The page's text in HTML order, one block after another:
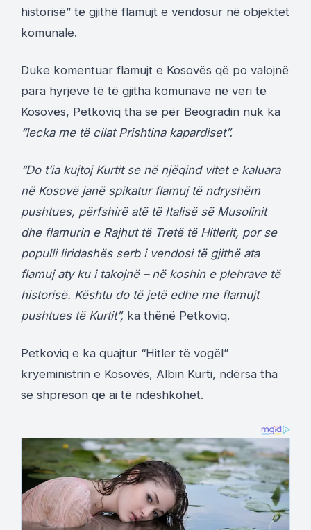
historisë” të gjithë flamujt e vendosur në objektet
komunale.
Duke komentuar flamujt e Kosovës që po valojnë
para hyrjeve të të gjitha komunave në veri të
Kosovës, Petkoviq tha se për Beogradin nuk ka
“lecka me të cilat Prishtina kapardiset”.
“Do t’ia kujtoj Kurtit se në njëqind vitet e kaluara
në Kosovë janë spikatur flamuj të ndryshëm
pushtues, përfshirë atë të Italisë së Musolinit
dhe flamurin e Rajhut të Tretë të Hitlerit, por se
populli liridashës serb i vendosi të gjithë ata
flamuj aty ku i takojnë – në koshin e plehrave të
historisë. Kështu do të jetë edhe me flamujt
pushtues të Kurtit”, ka thënë Petkoviq.
Petkoviq e ka quajtur “Hitler të vogël”
kryeministrin e Kosovës, Albin Kurti, ndërsa tha
se shpreson që ai të ndëshkohet.